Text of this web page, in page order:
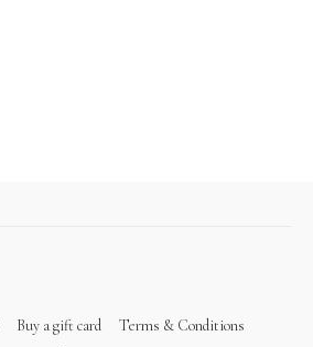
Buy a gift card
Terms & Conditions